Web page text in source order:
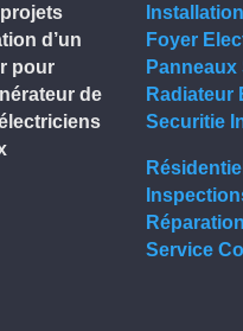
d’un
pour
de
Foyer
Panneaux
Radiateur
Securitie
Résidentiel
Service